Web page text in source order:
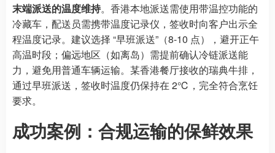
末端派送的温度维持。香港本地派送需使用带温控功能的
冷藏车，配送员需携带温度记录仪，签收时向客户出示全
程温度记录。建议选择 “早班派送”（8-10 点），避开正午
高温时段；偏远地区（如离岛）需提前确认冷链派送能
力，避免用普通车辆运输。某香港餐厅接收的瑞典牛排，
通过早班派送，签收时温度仍保持在 2℃，完全符合烹饪
要求。
成功案例：合规运输的保鲜效果